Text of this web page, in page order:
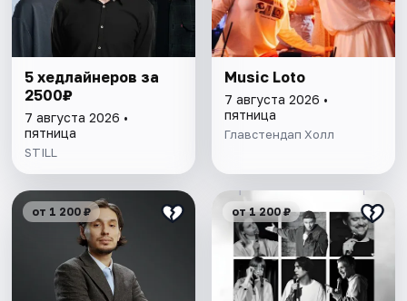
5 хедлайнеров за
2500₽
7 августа 2026 •
пятница
STILL
Music Loto
7 августа 2026 •
пятница
Главстендап Холл
от 1 200 ₽ от 1 200 ₽